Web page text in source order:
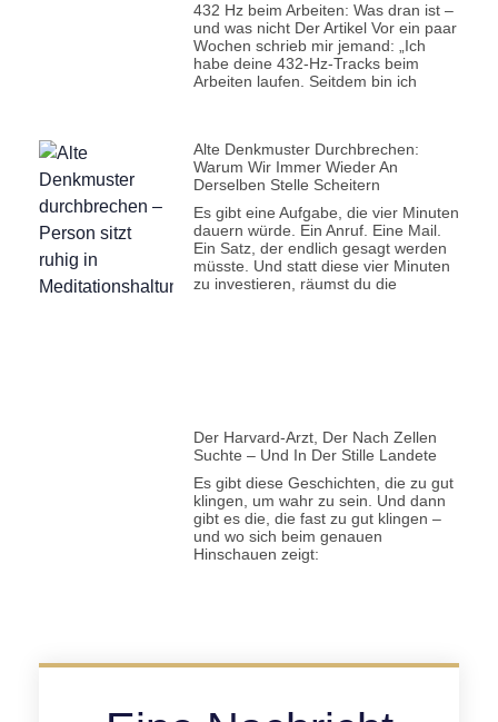
432 Hz beim Arbeiten: Was dran ist –
und was nicht Der Artikel Vor ein paar
Wochen schrieb mir jemand: „Ich
habe deine 432-Hz-Tracks beim
Arbeiten laufen. Seitdem bin ich
Alte Denkmuster Durchbrechen:
Warum Wir Immer Wieder An
Derselben Stelle Scheitern
Es gibt eine Aufgabe, die vier Minuten
dauern würde. Ein Anruf. Eine Mail.
Ein Satz, der endlich gesagt werden
müsste. Und statt diese vier Minuten
zu investieren, räumst du die
Der Harvard-Arzt, Der Nach Zellen
Suchte – Und In Der Stille Landete
Es gibt diese Geschichten, die zu gut
klingen, um wahr zu sein. Und dann
gibt es die, die fast zu gut klingen –
und wo sich beim genauen
Hinschauen zeigt: